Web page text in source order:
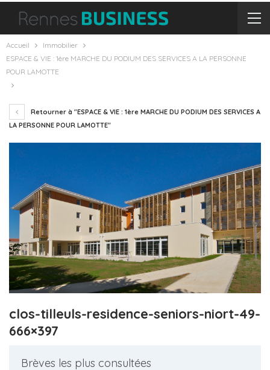
Accueil
Immobilier
ESPACE & VIE : 1ère MARCHE DU PODIUM DES SERVICES A LA PERSONNE
POUR LAMOTTE
Retourner à "ESPACE & VIE : 1ère MARCHE DU PODIUM DES SERVICES A
LA PERSONNE POUR LAMOTTE"
clos-tilleuls-residence-seniors-niort-49-
666×397
Brèves les plus consultées